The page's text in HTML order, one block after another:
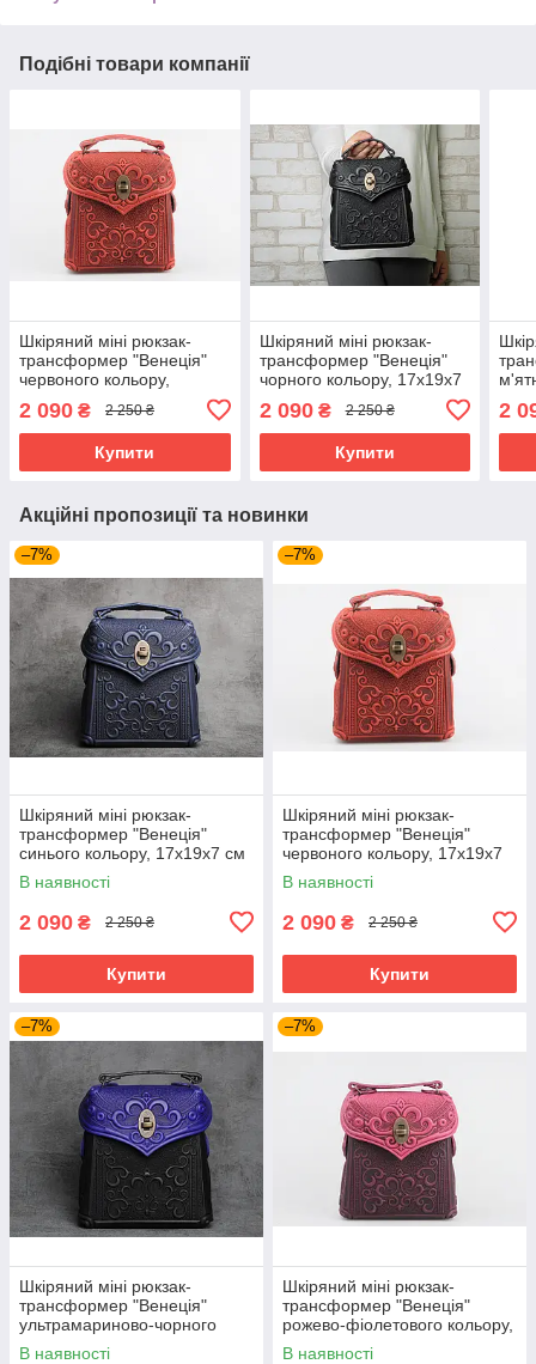
Подібні товари компанії
Шкіряний міні рюкзак-
трансформер "Венеція"
червоного кольору,
2 090 ₴ 2 250 ₴
Купити
Шкіряний міні рюкзак-
трансформер "Венеція"
чорного кольору, 17х19х7
2 090₴ 2 250 ₴
Купити
2
Акційні пропозиції та новинки
–7%
Шкіряний міні рюкзак-
трансформер "Венеція"
синього кольору, 17х19х7 см
В наявності
2 090 ₴ 2 250 ₴
Купити
–7%
Шкіряний міні рюкзак-
трансформер "Венеція"
червоного кольору, 17х19х7
см
В наявності
2 090 ₴ 2 250 ₴
Купити
–7%
Шкіряний міні рюкзак-
трансформер "Венеція"
ультрамариново-чорного
кольору, 17х19х7 см
В наявності
–7%
Шкіряний міні рюкзак-
трансформер "Венеція"
рожево-фіолетового кольору,
17х19х7 см
В наявності